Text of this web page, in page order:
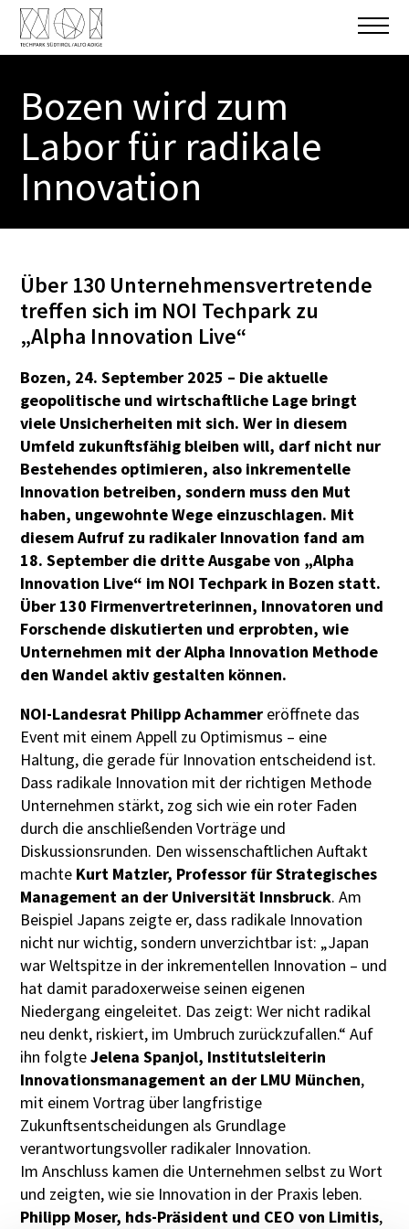
Bozen wird zum
Labor für radikale
Innovation
Über 130 Unternehmensvertretende
treffen sich im NOI Techpark zu
„Alpha Innovation Live“
Bozen, 24. September 2025 – Die aktuelle
geopolitische und wirtschaftliche Lage bringt
viele Unsicherheiten mit sich. Wer in diesem
Umfeld zukunftsfähig bleiben will, darf nicht nur
Bestehendes optimieren, also inkrementelle
Innovation betreiben, sondern muss den Mut
haben, ungewohnte Wege einzuschlagen. Mit
diesem Aufruf zu radikaler Innovation fand am
18. September die dritte Ausgabe von „Alpha
Innovation Live“ im NOI Techpark in Bozen statt.
Über 130 Firmenvertreterinnen, Innovatoren und
Forschende diskutierten und erprobten, wie
Unternehmen mit der Alpha Innovation Methode
den Wandel aktiv gestalten können.
NOI-Landesrat Philipp Achammer eröffnete das
Event mit einem Appell zu Optimismus – eine
Haltung, die gerade für Innovation entscheidend ist.
Dass radikale Innovation mit der richtigen Methode
Unternehmen stärkt, zog sich wie ein roter Faden
durch die anschließenden Vorträge und
Diskussionsrunden. Den wissenschaftlichen Auftakt
machte Kurt Matzler, Professor für Strategisches
Management an der Universität Innsbruck. Am
Beispiel Japans zeigte er, dass radikale Innovation
nicht nur wichtig, sondern unverzichtbar ist: „Japan
war Weltspitze in der inkrementellen Innovation – und
hat damit paradoxerweise seinen eigenen
Niedergang eingeleitet. Das zeigt: Wer nicht radikal
neu denkt, riskiert, im Umbruch zurückzufallen.“ Auf
ihn folgteJelena Spanjol, Institutsleiterin
Innovationsmanagement an der LMU München,
mit einem Vortrag über langfristige
Zukunftsentscheidungen als Grundlage
verantwortungsvoller radikaler Innovation.
Im Anschluss kamen die Unternehmen selbst zu Wort
und zeigten, wie sie Innovation in der Praxis leben.
Philipp Moser, hds-Präsident und CEO von Limitis,